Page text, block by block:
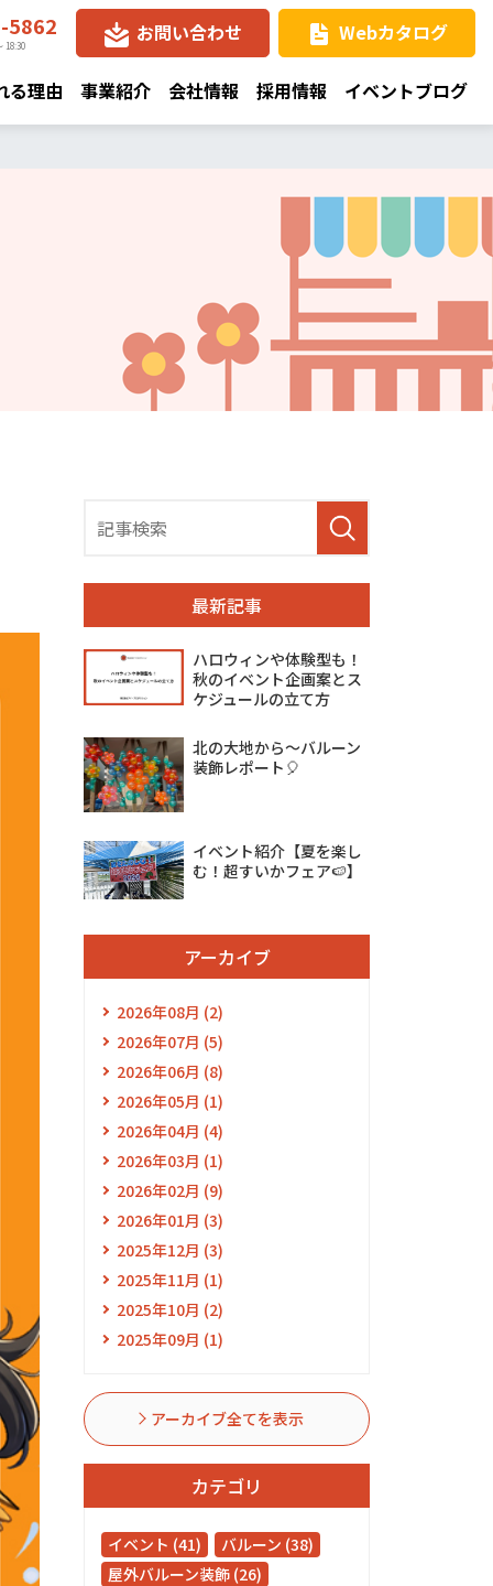
る理由 事業紹介 会社情報 採用情報 イベントブログ
5862
18:30
お問い合わせ Webカタログ
最新記事
ハロウィンや体験型も！
秋のイベント企画案とス
ケジュールの立て方
北の大地から～バルーン
装飾レポート🎈
イベント紹介【夏を楽し
む！超すいかフェア🍉】
アーカイブ
2026年08月 (2)
2026年07月 (5)
2026年06月 (8)
2026年05月 (1)
2026年04月 (4)
2026年03月 (1)
2026年02月 (9)
2026年01月 (3)
2025年12月 (3)
2025年11月 (1)
2025年10月 (2)
2025年09月 (1)
アーカイブ全てを表示
カテゴリ
イベント (41)
バルーン (38)
屋外バルーン装飾 (26)